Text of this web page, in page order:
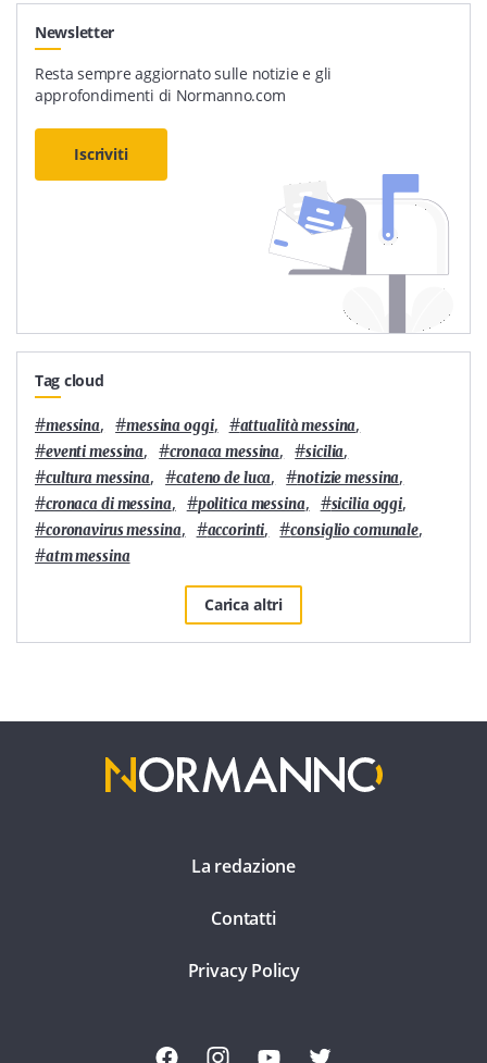
Newsletter
Resta sempre aggiornato sulle notizie e gli
approfondimenti di Normanno.com
Iscriviti
Tag cloud
#messina, #messina oggi, #attualità messina,
#eventi messina, #cronaca messina, #sicilia,
#cultura messina, #cateno de luca, #notizie messina,
#cronaca di messina, #politica messina, #sicilia oggi,
#coronavirus messina, #accorinti, #consiglio comunale,
#atm messina
Carica altri
La redazione
Contatti
Privacy Policy